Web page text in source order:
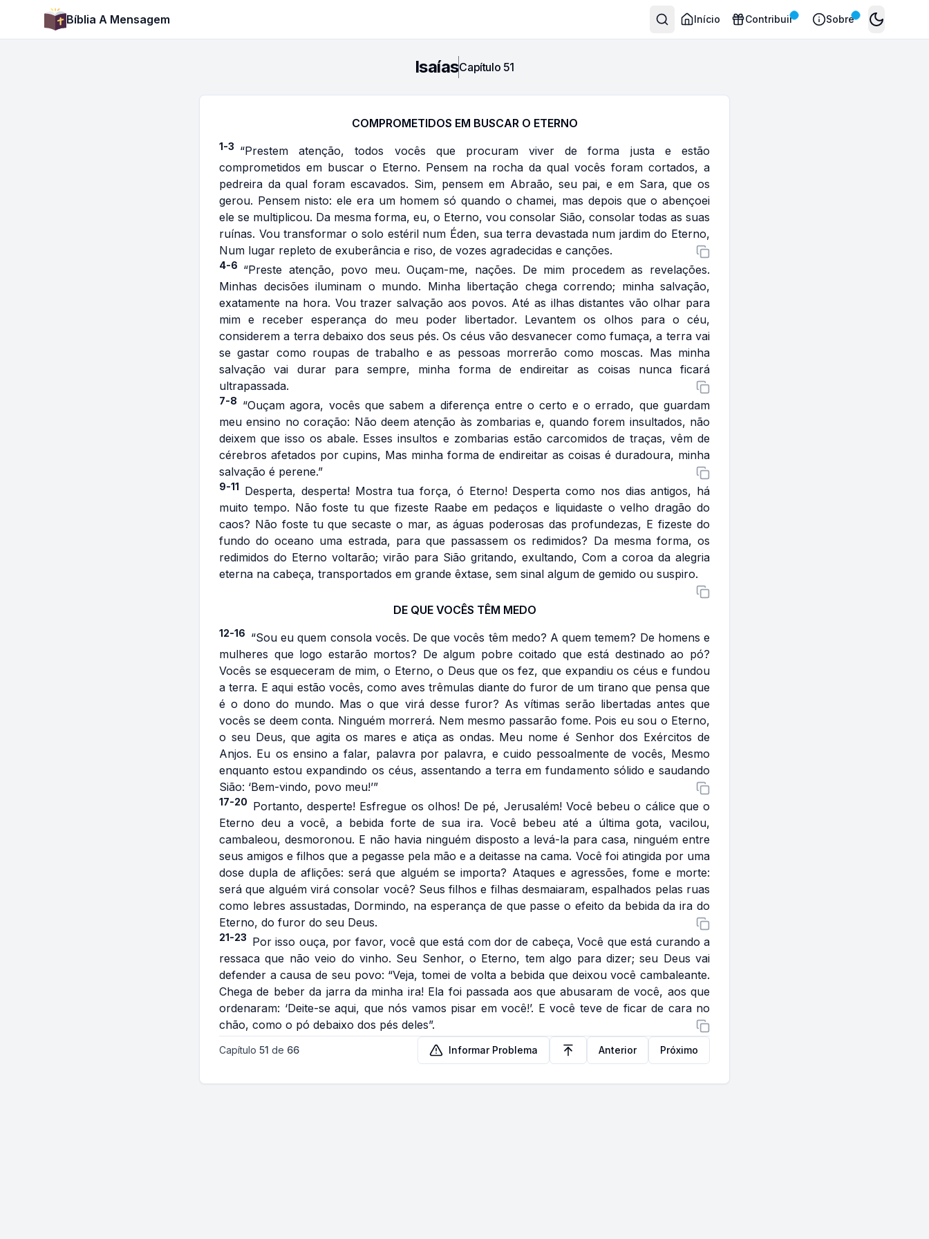
Bíblia A Mensagem Início Contribuir Sobre
Toggle
IsaíasCapítulo 51
COMPROMETIDOS EM BUSCAR O ETERNO
1-3 “Prestem atenção, todos vocês que procuram viver de forma justa e estão
comprometidos em buscar o Eterno. Pensem na rocha da qual vocês foram cortados, a
pedreira da qual foram escavados. Sim, pensem em Abraão, seu pai, e em Sara, que os
gerou. Pensem nisto: ele era um homem só quando o chamei, mas depois que o abençoei
ele se multiplicou. Da mesma forma, eu, o Eterno, vou consolar Sião, consolar todas as suas
ruínas. Vou transformar o solo estéril num Éden, sua terra devastada num jardim do Eterno,
Num lugar repleto de exuberância e riso, de vozes agradecidas e canções.
4-6 “Preste atenção, povo meu. Ouçam-me, nações. De mim procedem as revelações.
Minhas decisões iluminam o mundo. Minha libertação chega correndo; minha salvação,
exatamente na hora. Vou trazer salvação aos povos. Até as ilhas distantes vão olhar para
mim e receber esperança do meu poder libertador. Levantem os olhos para o céu,
considerem a terra debaixo dos seus pés. Os céus vão desvanecer como fumaça, a terra vai
se gastar como roupas de trabalho e as pessoas morrerão como moscas. Mas minha
salvação vai durar para sempre, minha forma de endireitar as coisas nunca ficará
ultrapassada.
7-8 “Ouçam agora, vocês que sabem a diferença entre o certo e o errado, que guardam
meu ensino no coração: Não deem atenção às zombarias e, quando forem insultados, não
deixem que isso os abale. Esses insultos e zombarias estão carcomidos de traças, vêm de
cérebros afetados por cupins, Mas minha forma de endireitar as coisas é duradoura, minha
salvação é perene.”
9-11 Desperta, desperta! Mostra tua força, ó Eterno! Desperta como nos dias antigos, há
muito tempo. Não foste tu que fizeste Raabe em pedaços e liquidaste o velho dragão do
caos? Não foste tu que secaste o mar, as águas poderosas das profundezas, E fizeste do
fundo do oceano uma estrada, para que passassem os redimidos? Da mesma forma, os
redimidos do Eterno voltarão; virão para Sião gritando, exultando, Com a coroa da alegria
eterna na cabeça, transportados em grande êxtase, sem sinal algum de gemido ou suspiro.
DE QUE VOCÊS TÊM MEDO
12-16 “Sou eu quem consola vocês. De que vocês têm medo? A quem temem? De homens e
mulheres que logo estarão mortos? De algum pobre coitado que está destinado ao pó?
Vocês se esqueceram de mim, o Eterno, o Deus que os fez, que expandiu os céus e fundou
a terra. E aqui estão vocês, como aves trêmulas diante do furor de um tirano que pensa que
é o dono do mundo. Mas o que virá desse furor? As vítimas serão libertadas antes que
vocês se deem conta. Ninguém morrerá. Nem mesmo passarão fome. Pois eu sou o Eterno,
o seu Deus, que agita os mares e atiça as ondas. Meu nome é Senhor dos Exércitos de
Anjos. Eu os ensino a falar, palavra por palavra, e cuido pessoalmente de vocês, Mesmo
enquanto estou expandindo os céus, assentando a terra em fundamento sólido e saudando
Sião: ‘Bem-vindo, povo meu!’”
17-20 Portanto, desperte! Esfregue os olhos! De pé, Jerusalém! Você bebeu o cálice que o
Eterno deu a você, a bebida forte de sua ira. Você bebeu até a última gota, vacilou,
cambaleou, desmoronou. E não havia ninguém disposto a levá-la para casa, ninguém entre
seus amigos e filhos que a pegasse pela mão e a deitasse na cama. Você foi atingida por uma
dose dupla de aflições: será que alguém se importa? Ataques e agressões, fome e morte:
será que alguém virá consolar você? Seus filhos e filhas desmaiaram, espalhados pelas ruas
como lebres assustadas, Dormindo, na esperança de que passe o efeito da bebida da ira do
Eterno, do furor do seu Deus.
21-23 Por isso ouça, por favor, você que está com dor de cabeça, Você que está curando a
ressaca que não veio do vinho. Seu Senhor, o Eterno, tem algo para dizer; seu Deus vai
defender a causa de seu povo: “Veja, tomei de volta a bebida que deixou você cambaleante.
Chega de beber da jarra da minha ira! Ela foi passada aos que abusaram de você, aos que
ordenaram: ‘Deite-se aqui, que nós vamos pisar em você!’. E você teve de ficar de cara no
chão, como o pó debaixo dos pés deles”.
Capítulo 51 de 66 Informar Problema Anterior Próximo